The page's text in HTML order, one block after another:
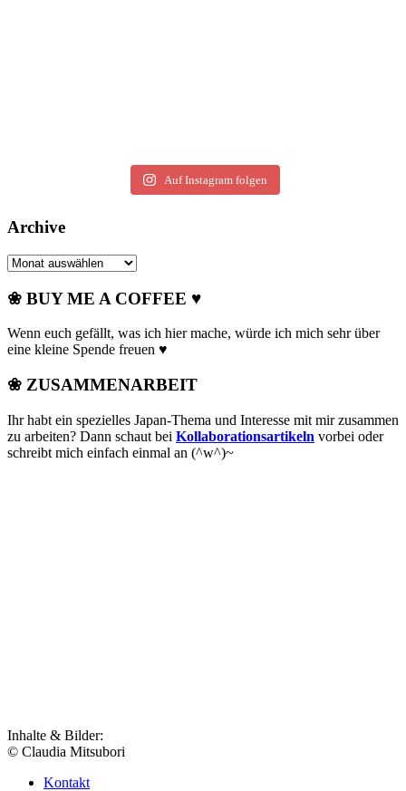
Auf Instagram folgen
Archive
Archive
❀ BUY ME A COFFEE ♥
Wenn euch gefällt, was ich hier mache, würde ich mich sehr über
eine kleine Spende freuen ♥
❀ ZUSAMMENARBEIT
Ihr habt ein spezielles Japan-Thema und Interesse mit mir zusammen
zu arbeiten? Dann schaut bei Kollaborationsartikeln vorbei oder
schreibt mich einfach einmal an (^w^)~
Inhalte & Bilder:
© Claudia Mitsubori
Kontakt